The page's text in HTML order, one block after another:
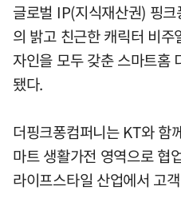
글로벌 IP(지식재산권) 핑
의 밝고 친근한 캐릭터 비
자인을 모두 갖춘 스마트홈
됐다.
더핑크퐁컴퍼니는 KT와 함
마트 생활가전 영역으로 협
라이프스타일 산업에서 고